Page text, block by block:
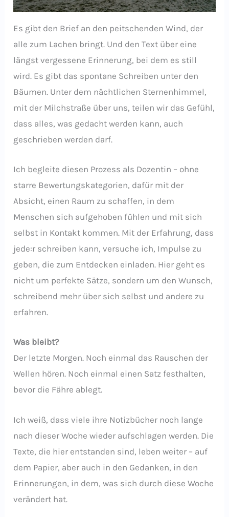
Es gibt den Brief an den peitschenden Wind, der
alle zum Lachen bringt. Und den Text über eine
längst vergessene Erinnerung, bei dem es still
wird. Es gibt das spontane Schreiben unter den
Bäumen. Unter dem nächtlichen Sternenhimmel,
mit der Milchstraße über uns, teilen wir das Gefühl,
dass alles, was gedacht werden kann, auch
geschrieben werden darf.
Ich begleite diesen Prozess als Dozentin – ohne
starre Bewertungskategorien, dafür mit der
Absicht, einen Raum zu schaffen, in dem
Menschen sich aufgehoben fühlen und mit sich
selbst in Kontakt kommen. Mit der Erfahrung, dass
jede:r schreiben kann, versuche ich, Impulse zu
geben, die zum Entdecken einladen. Hier geht es
nicht um perfekte Sätze, sondern um den Wunsch,
schreibend mehr über sich selbst und andere zu
erfahren.
Was bleibt?
Der letzte Morgen. Noch einmal das Rauschen der
Wellen hören. Noch einmal einen Satz festhalten,
bevor die Fähre ablegt.
Ich weiß, dass viele ihre Notizbücher noch lange
nach dieser Woche wieder aufschlagen werden. Die
Texte, die hier entstanden sind, leben weiter – auf
dem Papier, aber auch in den Gedanken, in den
Erinnerungen, in dem, was sich durch diese Woche
verändert hat.